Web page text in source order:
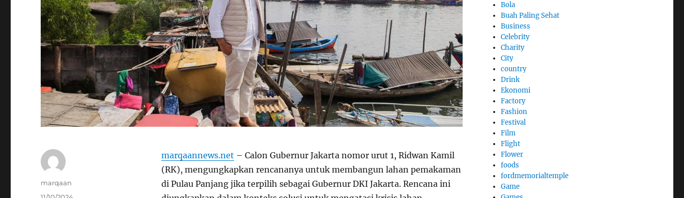
marqaannews.net – Calon Gubernur Jakarta nomor urut 1, Ridwan Kamil
(RK), mengungkapkan rencananya untuk membangun lahan pemakaman
di Pulau Panjang jika terpilih sebagai Gubernur DKI Jakarta. Rencana ini
Author
marqaan
Bola
Buah Paling Sehat
Business
Celebrity
Charity
City
country
Drink
Ekonomi
Factory
Fashion
Festival
Film
Flight
Flower
foods
fordmemorialtemple
Game